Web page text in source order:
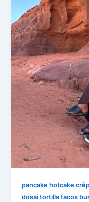
pancake hotcake
dosai tortilla tacos